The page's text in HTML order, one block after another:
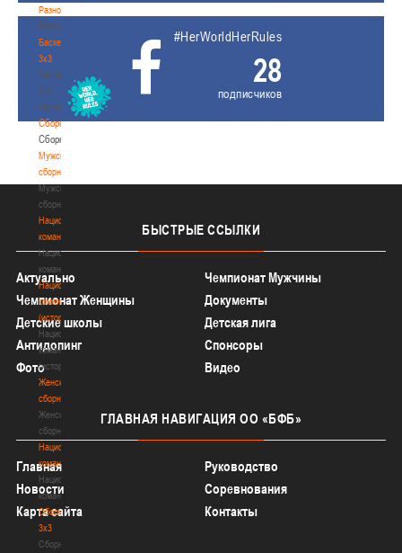
Разное
Разное
Баскетбол
3х3
Баскетбол
3х3
Лого[modid=121]
Сборные
Сборные
Мужские
сборные
Мужские
сборные
Национальная
команда
Национальная
команда
Национальная
команда
(история)
Национальная
команда
(история)
Женские
сборные
Женские
сборные
Национальная
команда
Национальная
команда
Сборные
3х3
Сборные
#HerWorldHerRules
28
подписчиков
БЫСТРЫЕ ССЫЛКИ
Актуально
Чемпионат Мужчины
Чемпионат Женщины
Документы
Детские школы
Детская лига
Антидопинг
Спонсоры
Фото
Видео
ГЛАВНАЯ НАВИГАЦИЯ ОО «БФБ»
Главная
Руководство
Новости
Соревнования
Карта сайта
Контакты